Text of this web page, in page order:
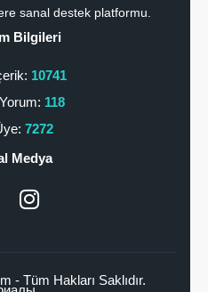
sanal destek platformu.
Bilgileri
10741
118
7272
Medya